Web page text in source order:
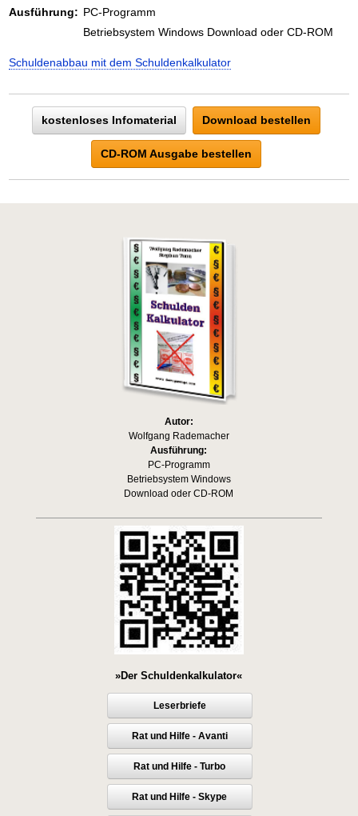
Zeigen Sie mit der Maus hierhin, um
Ausführung: PC-Programm
Betriebsystem Windows Download oder CD-ROM
Schuldenabbau mit dem Schuldenkalkulator
kostenloses Infomaterial Download bestellen
CD-ROM Ausgabe bestellen
Autor:
Wolfgang Rademacher
Ausführung:
PC-Programm
Betriebsystem Windows
Download oder CD-ROM
»Der Schuldenkalkulator«
Leserbriefe
Rat und Hilfe - Avanti
Rat und Hilfe - Turbo
Rat und Hilfe - Skype